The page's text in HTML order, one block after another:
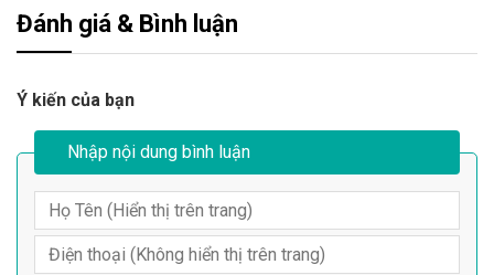
Đánh giá & Bình luận
Ý kiến của bạn
Nhập nội dung bình luận